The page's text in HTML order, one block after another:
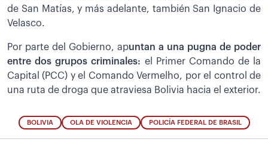
de San Matías, y más adelante, también San Ignacio de
Velasco.
Por parte del Gobierno, apuntan a una pugna de poder
entre dos grupos criminales: el Primer Comando de la
Capital (PCC) y el Comando Vermelho, por el control de
una ruta de droga que atraviesa Bolivia hacia el exterior.
BOLIVIA OLA DE VIOLENCIA POLICÍA FEDERAL DE BRASIL